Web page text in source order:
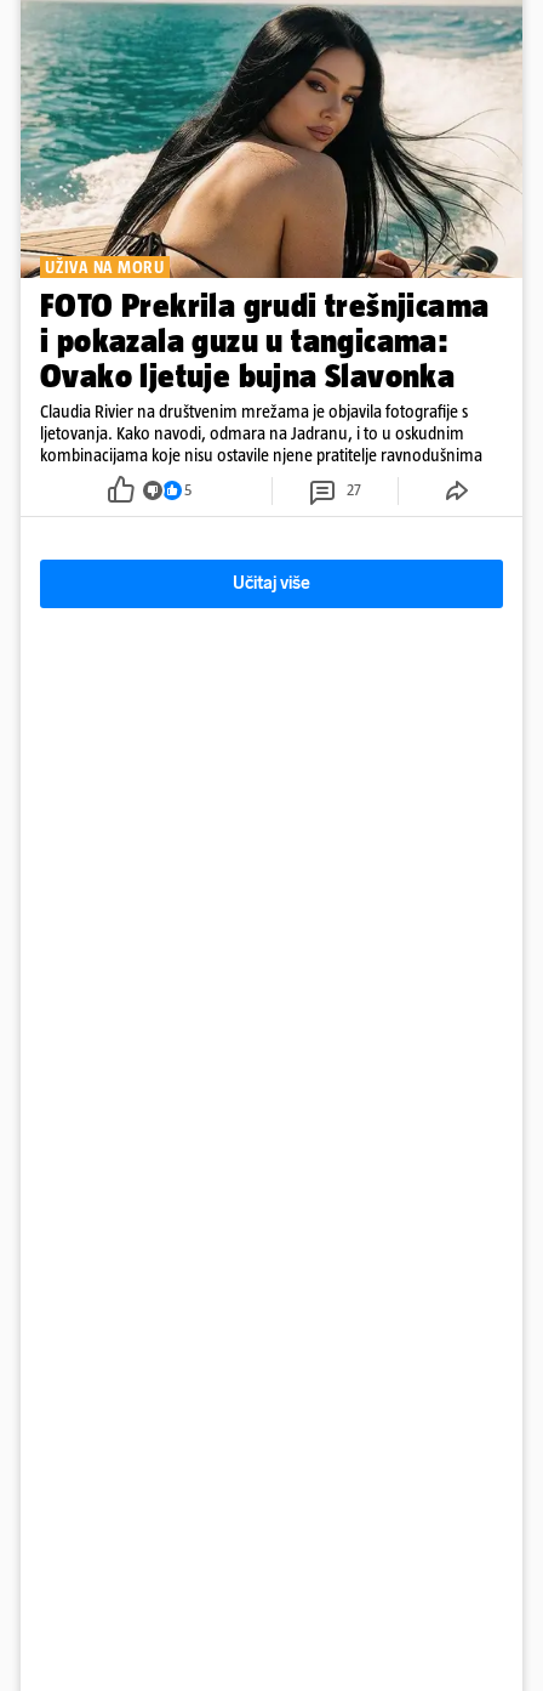
UŽIVA NA MORU
FOTO Prekrila grudi trešnjicama
i pokazala guzu u tangicama:
Ovako ljetuje bujna Slavonka
Claudia Rivier na društvenim mrežama je objavila fotografije s
ljetovanja. Kako navodi, odmara na Jadranu, i to u oskudnim
kombinacijama koje nisu ostavile njene pratitelje ravnodušnima
5 27
Učitaj više